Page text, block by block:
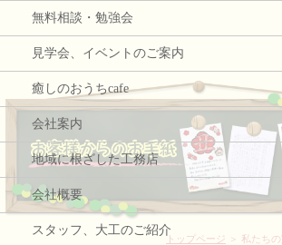
トップページ ＞ 私たち
無料相談・勉強会
見学会、イベントのご案内
癒しのおうちcafe
会社案内
地域に根ざした工務店
会社概要
スタッフ、大工のご紹介